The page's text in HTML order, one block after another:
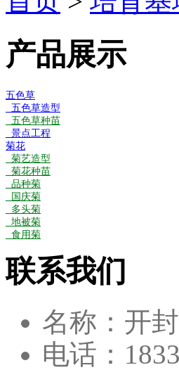
产品展示
五色草
五色草造型
五色草种苗
景点工程
菊花
菊艺造型
菊花种苗
品种菊
国庆菊
多头菊
地被菊
食用菊
联系我们
名称：开
电话：